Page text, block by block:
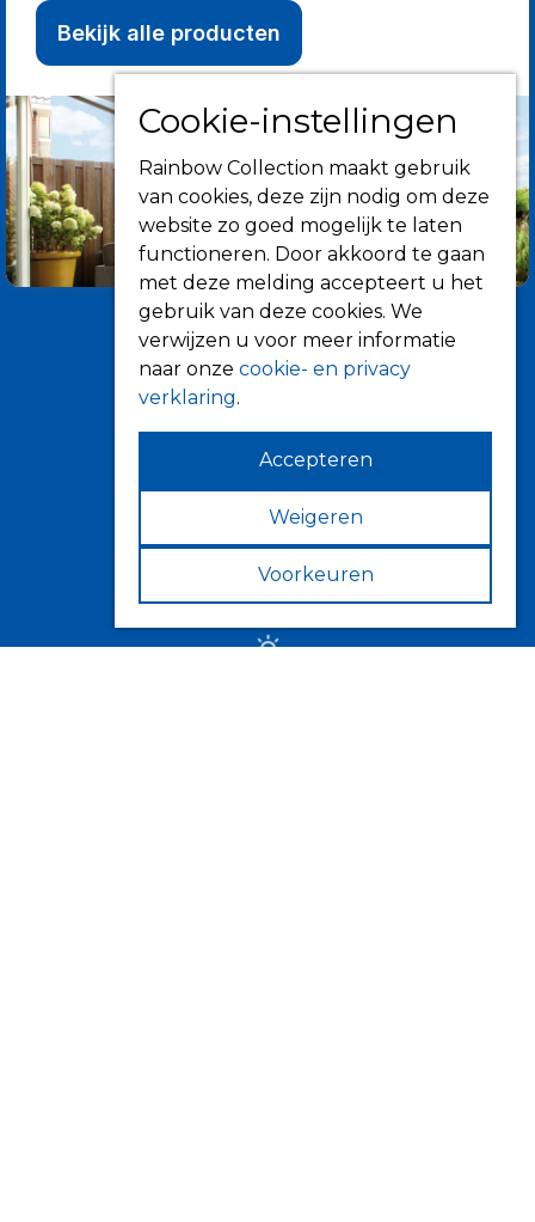
Bekijk alle producten
Informatie
Over ons
Tips
Verkooppunten
Cookie-instellingen
Rainbow Collection maakt gebruik
van cookies, deze zijn nodig om deze
website zo goed mogelijk te laten
functioneren. Door akkoord te gaan
met deze melding accepteert u het
gebruik van deze cookies. We
verwijzen u voor meer informatie
naar onze cookie- en privacy
verklaring.
Accepteren
Weigeren
Voorkeuren